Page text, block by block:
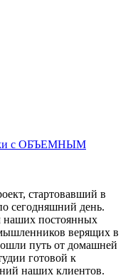
с ОБЪЕМНЫМ
стартовавший в
сегодняшний день.
наших постоянных
верящих в
путь от домашней
готовой к
наших клиентов.